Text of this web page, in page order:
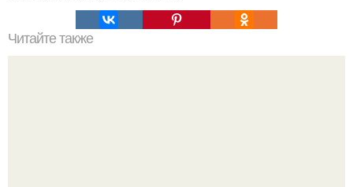
Читайте также